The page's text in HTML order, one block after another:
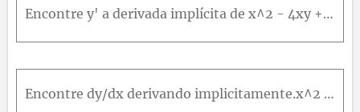
Encontre y' a derivada implícita de x^2 - 4xy + y^2 = 4 :
Encontre dy/dx derivando implicitamente.x^2 + y^2 + x * sen(y) = 4